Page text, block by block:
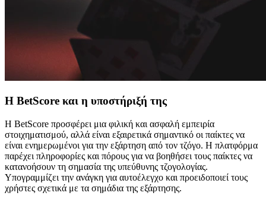
Η BetScore και η υποστήριξή της
Η BetScore προσφέρει μια φιλική και ασφαλή εμπειρία
στοιχηματισμού, αλλά είναι εξαιρετικά σημαντικό οι παίκτες να
είναι ενημερωμένοι για την εξάρτηση από τον τζόγο. Η πλατφόρμα
παρέχει πληροφορίες και πόρους για να βοηθήσει τους παίκτες να
κατανοήσουν τη σημασία της υπεύθυνης τζογολογίας.
Υπογραμμίζει την ανάγκη για αυτοέλεγχο και προειδοποιεί τους
χρήστες σχετικά με τα σημάδια της εξάρτησης.